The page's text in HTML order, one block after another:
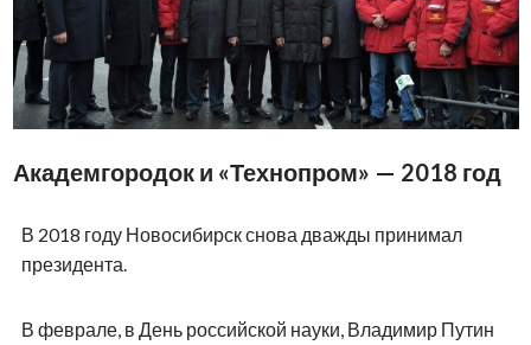
Академгородок и «Технопром» — 2018 год
В 2018 году Новосибирск снова дважды принимал
президента.
В феврале, в День российской науки, Владимир Путин